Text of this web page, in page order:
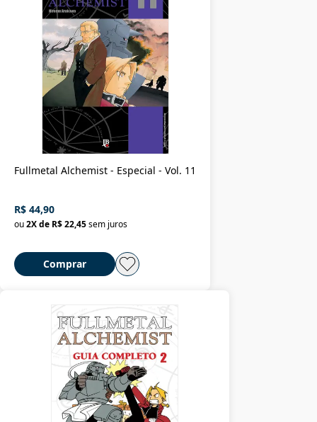
Fullmetal Alchemist - Especial - Vol. 11
R$ 44,90
ou2X de R$ 22,45sem juros
Comprar